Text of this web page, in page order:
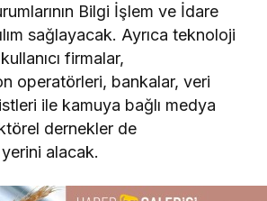
Bilgi İşlem ve İdare
sağlayacak. Ayrıca teknoloji
firmalar,
operatörleri, bankalar, veri
ile kamuya bağlı medya
dernekler de
alacak.